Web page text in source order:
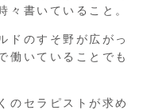
々書いていること。
ドのすそ野が広がっ
働いていることでも
のセラピストが求め